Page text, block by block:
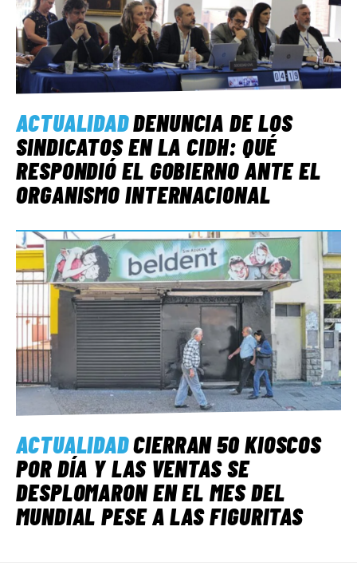
ACTUALIDADDENUNCIA DE LOS
SINDICATOS EN LA CIDH: QUÉ
RESPONDIÓ EL GOBIERNO ANTE EL
ORGANISMO INTERNACIONAL
ACTUALIDADCIERRAN 50 KIOSCOS
POR DÍA Y LAS VENTAS SE
DESPLOMARON EN EL MES DEL
MUNDIAL PESE A LAS FIGURITAS